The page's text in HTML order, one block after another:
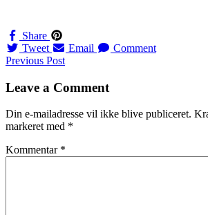
Share
Tweet
Email Comment
Navigation
til
Previous Post
Leave a Comment
Din e-mailadresse vil ikke blive publiceret.
markeret med *
Kommentar *